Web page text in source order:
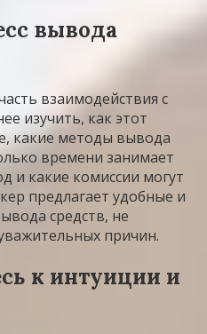
вывода
взаимодействия с
изучить, как этот
какие методы вывода
времени занимает
и какие комиссии могут
предлагает удобные и
средств, не
причин.
к интуиции и